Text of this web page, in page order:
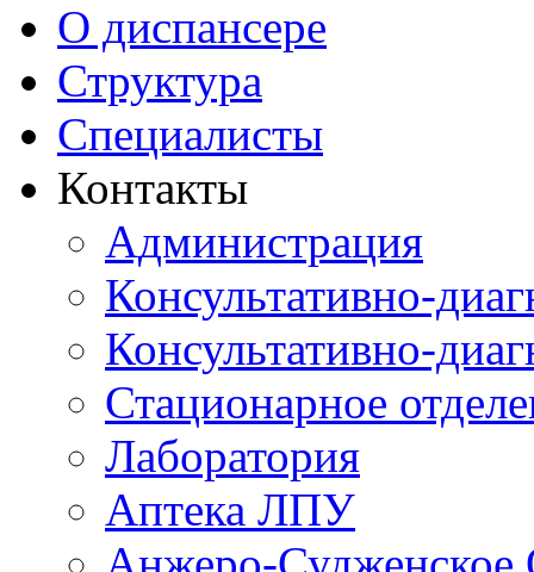
О диспансере
Структура
Специалисты
Контакты
Администрация
Консультативно-
Консультативно-
Стационарное
Лаборатория
Аптека ЛПУ